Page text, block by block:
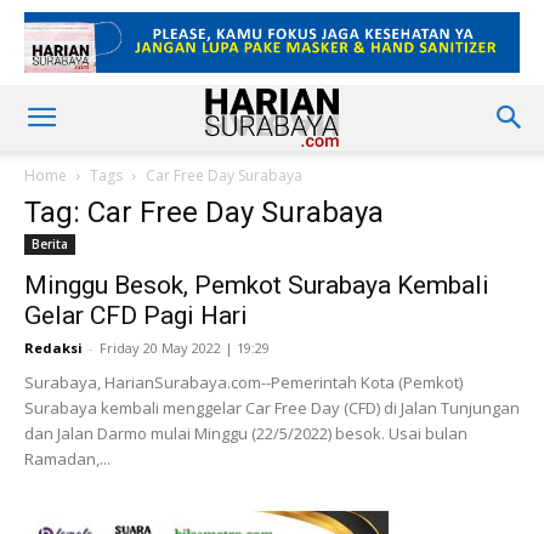
Home Tags Car Free Day Surabaya
Tag: Car Free Day Surabaya
Berita
Minggu Besok, Pemkot Surabaya Kembali
Gelar CFD Pagi Hari
Redaksi - Friday 20 May 2022 | 19:29
Surabaya, HarianSurabaya.com--Pemerintah Kota (Pemkot)
Surabaya kembali menggelar Car Free Day (CFD) di Jalan Tunjungan
dan Jalan Darmo mulai Minggu (22/5/2022) besok. Usai bulan
Ramadan,...